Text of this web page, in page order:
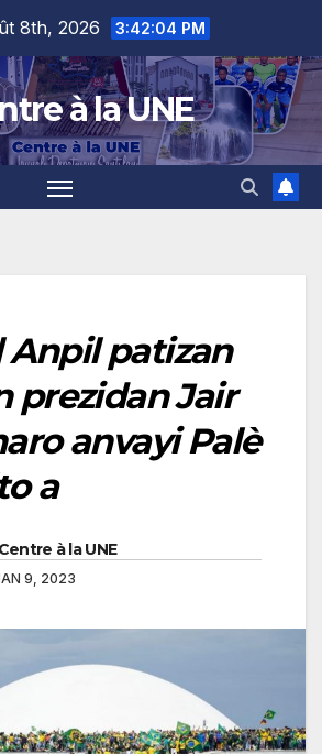
8th, 2026 3:42:05 PM
à la UNE
Anpil patizan
prezidan Jair
anvayi Palè
a
Centre à la UNE
9, 2023